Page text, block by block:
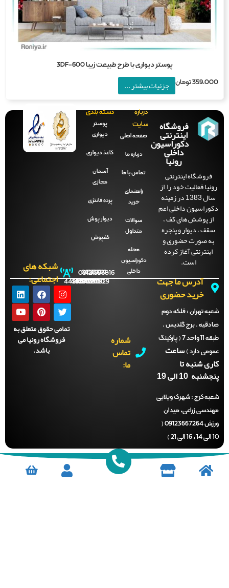
پوستر دیواری با طرح طبیعت زیبا 3DF-600
تومان جزئیات بیشتر ...
فروشگاه
اینترنتی
دکوراسیون
داخلی
رونیا
فروشگاه اینترنتی
فعالیت خود را از
سال 1383 در زمینه
داخلی اعم
پوشش های کف ،
، دیوار و پنجره
صورت حضوری و
اینترنتی آغاز کرده
درباره
سایت
صفحه‌ اصلی
درباره ما
تماس با ما
راهنمای
سوالات
متداول
دکوراسیون
دسته بندی
دیواری
کاغذ دیواری
آسمان
پرده فانتزی
دیوار پوش
کفپوش
آدرس ما جهت
خرید حضوری
تهران :فلکه دوم
. برج گلدیس .
طبقه 11 واحد 7 ( پارکینگ
دارد )ساعت
شنبه تا
10 الی 19
کرج :شهرک ویلایی
زراعی، میدان
ورزش 09123667264 (
شماره
تماس
09121996816
021-
44288929
021-
44288700
021-
44288701
021-
44288702
شبکه های
اجتماعی:
تمامی حقوق متعلق به
فروشگاه رونیا می
باشد.